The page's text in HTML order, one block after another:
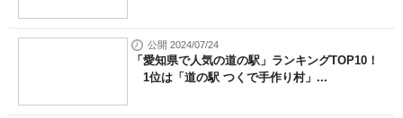
公開 2024/07/24
「愛知県で人気の道の駅」ランキングTOP10！
1位は「道の駅 つくで手作り村」...